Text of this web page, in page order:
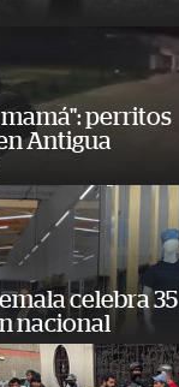
perritos
Antigua
celebra 35
nacional